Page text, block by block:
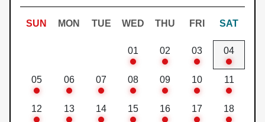
SUN MON TUE WED THU FRI SAT
01 02 03 04
05 06 07 08 09 10 11
12 13 14 15 16 17 18